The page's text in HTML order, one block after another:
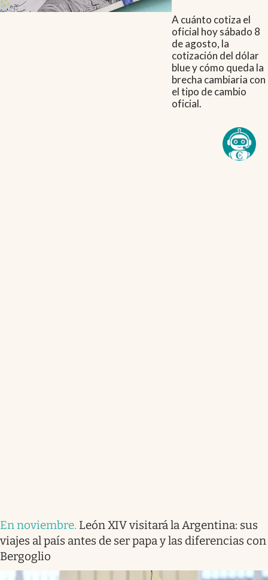
A cuánto cotiza el
oficial hoy sábado 8
de agosto, la
cotización del dólar
blue y cómo queda la
brecha cambiaria con
el tipo de cambio
oficial.
En noviembre. León XIV visitará la Argentina: sus
viajes al país antes de ser papa y las diferencias con
Bergoglio